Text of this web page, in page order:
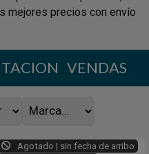
mejores precios con envío
VENDAS
Agotado | sin fecha de arribo